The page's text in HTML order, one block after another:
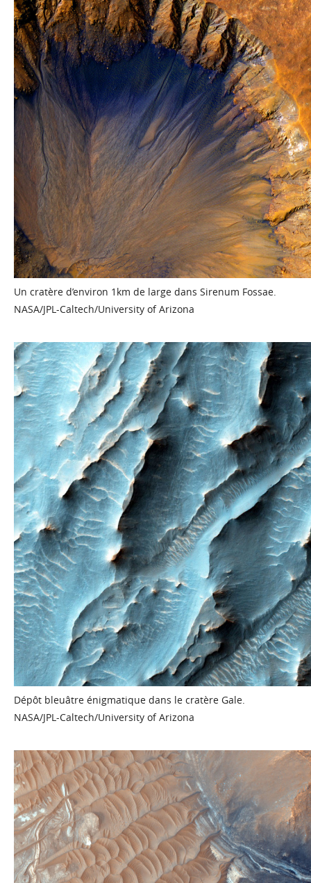
Un cratère d’environ 1km de large dans Sirenum Fossae.
NASA/JPL-Caltech/University of Arizona
Dépôt bleuâtre énigmatique dans le cratère Gale.
NASA/JPL-Caltech/University of Arizona